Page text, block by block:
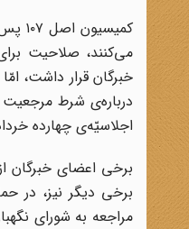
خبرگان قرار داشت،
درباره‌ی شرط مرجعیت
اجلاسیّه‌ی چهارده خرداد ۱۳۶۸ نیز کشیده
برخی اعضای خبرگان
برخی دیگر نیز، در
مراجعه به شورای